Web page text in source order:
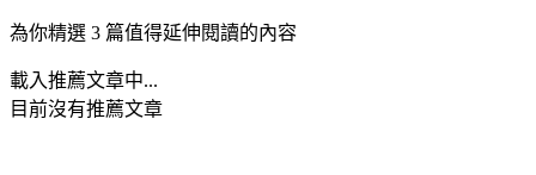
為你精選 3 篇值得延伸閱讀的內容
載入推薦文章中...
目前沒有推薦文章